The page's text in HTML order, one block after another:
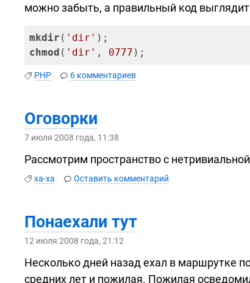
можно забыть, а правильный код выглядит
mkdir ( 'dir'
chmod ( 'dir' , 0777 );
PHP 6 комментариев
Оговорки
7 июля 2008 года, 11:38
Рассмотрим пространство с
ха-ха Оставить комментарий
Понаехали тут
12 июля 2008 года, 21:12
Несколько дней назад ехал в маршрутке
средних лет и пожилая. Пожилая